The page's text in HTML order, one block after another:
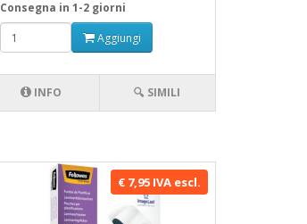
Consegna in 1-2 giorni
Aggiungi
INFO 🔍 SIMILI
€ 7,95 IVA escl.